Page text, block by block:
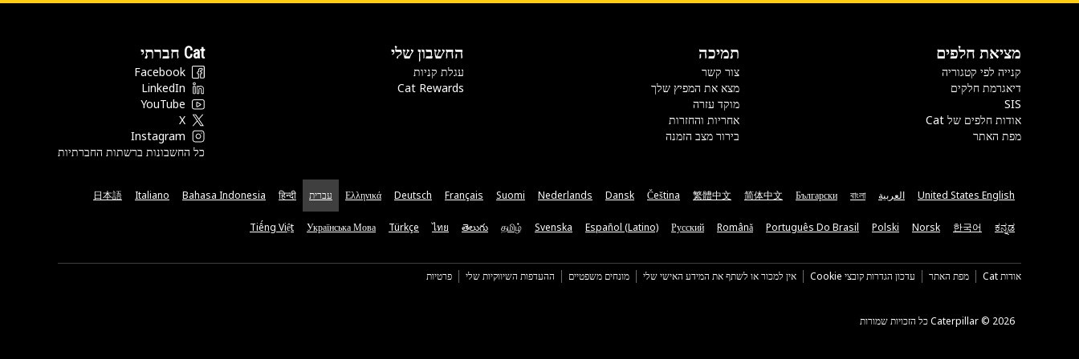
מציאת חלפים
קנייה לפי קטגוריה
דיאגרמת חלקים
SIS
אודות חלפים של Cat
מפת האתר
תמיכה
צור קשר
מצא את המפיץ שלך
מוקד עזרה
אחריות והחזרות
בירור מצב הזמנה
החשבון שלי
עגלת קניות
Cat Rewards
Cat חברתי
Facebook
LinkedIn
YouTube
X
Instagram
כל החשבונות ברשתות החברתיות
United States English العربية বাংলা
Български
简体中文
繁體中文
Čeština
Dansk
Nederlands
Suomi
Français
Deutsch
Ελληνικά עברית हिन्दी
Bahasa Indonesia
Italiano
日本語
ಕನ್ನಡ
한국어
Norsk
Polski
Português Do Brasil
Română
Русский
Español (Latino)
Svenska
தமிழ்
తెలుగు
ไทย
Türkçe
Українська Мова
Tiếng Việt
אודות Cat מפת האתר עדכון הגדרות קובצי Cookie אין למכור או לשתף את המידע האישי שלי מונחים משפטיים ההעדפות השיווקיות שלי פרטיות
Caterpillar ©‎ 2026 כל הזכויות שמורות